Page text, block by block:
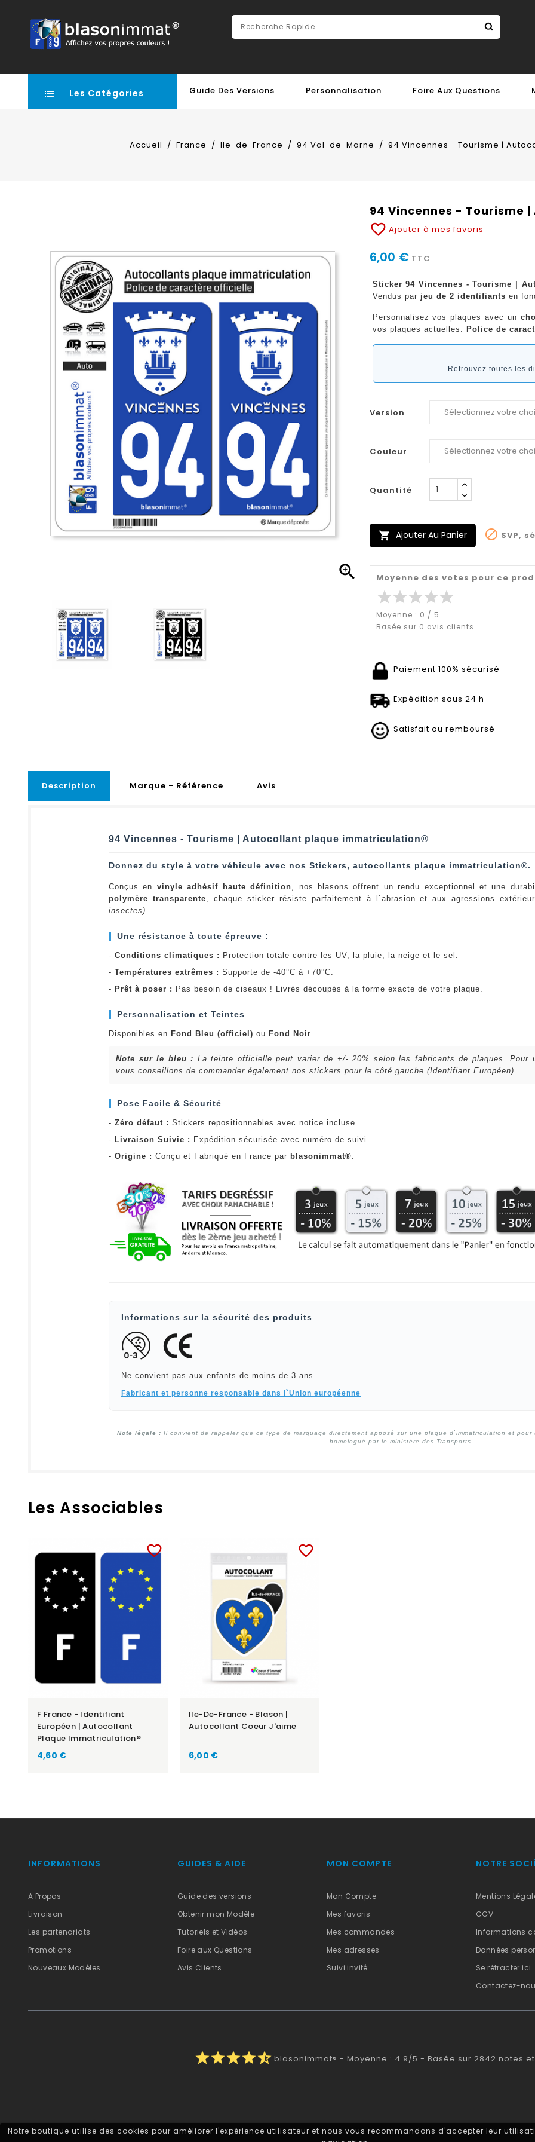
Notre boutique utilise des cookies pour améliorer l'expérience utilisateur et nous vous recommandons d'accepter leur
Les Catégories Guide Des Versions Personnalisation Foire Aux Questions
Accueil France Ile-de-France 94 Val-de-Marne 94 Vincennes - Tourisme |

94 Vincennes - Tourisme
favorite_border Ajouter à mes favoris
6,00 € TTC
Sticker 94 Vincennes - Tourisme |
Vendus par jeu de 2 identifiants en
Personnalisez vos plaques avec un
vos plaques actuelles.
Police de
Retrouvez toutes les
Version
Couleur
Quantité
 Ajouter Au Panier  SVP,
Moyenne des votes pour ce
starstarstarstarstar
Moyenne : 0 / 5
Basée sur 0 avis clients.
Paiement 100% sécurisé
Expédition sous 24 h
Satisfait ou remboursé
Description Marque - Référence Avis
94 Vincennes - Tourisme | Autocollant plaque immatriculation®
Donnez du style à votre véhicule avec nos Stickers, autocollants plaque immatriculation®.
Conçus en vinyle adhésif haute définition , nos blasons offrent un rendu exceptionnel et une
polymère transparente , chaque sticker résiste parfaitement à l`abrasion et aux agressions
insectes)
Une résistance à toute épreuve :
- Conditions climatiques : Protection totale contre les UV, la pluie, la neige et le sel.
- Températures extrêmes : Supporte de -40°C à +70°C.
- Prêt à poser : Pas besoin de ciseaux ! Livrés découpés à la forme exacte de votre plaque.
Personnalisation et Teintes
Disponibles en Fond Bleu (officiel) ou Fond Noir
Note sur le bleu : La teinte officielle peut varier de +/- 20% selon les fabricants de plaques. Pour
vous conseillons de commander également nos stickers pour le côté gauche (Identifiant Européen).
Pose Facile & Sécurité
- Zéro défaut : Stickers repositionnables avec notice incluse.
- Livraison Suivie : Expédition sécurisée avec numéro de suivi.
- Origine : Conçu et Fabriqué en France par blasonimmat®
Informations sur la sécurité des produits
Ne convient pas aux enfants de moins de 3 ans.
Fabricant et personne responsable dans l`Union européenne
Note légale : Il convient de rappeler que ce type de marquage directement apposé sur une plaque d`immatriculation et
homologué par le ministère des Transports.
Les Associables
favorite_border
F France - Identifiant
Européen | Autocollant
Plaque Immatriculation®
Prix
4,60 €
favorite_border
Ile-De-France - Blason |
Autocollant Coeur J'aime
Prix
6,00 €
INFORMATIONS
A Propos
Livraison
Les partenariats
Promotions
Nouveaux Modèles
GUIDES & AIDE
Guide des versions
Obtenir mon Modèle
Tutoriels et Vidéos
Foire aux Questions
Avis Clients
MON COMPTE
Mon Compte
Mes favoris
Mes commandes
Mes adresses
Suivi invité
NOTRE
Mentions
CGV
Informations
Données
Se rétracter ici
Contactez-
starstarstarstarstar_half blasonimmat® - Moyenne : 4.9/5 - Basée sur 2842 notes et